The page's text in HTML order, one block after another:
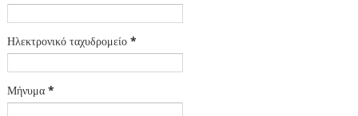
Ηλεκτρονικό ταχυδρομείο *
Μήνυμα *